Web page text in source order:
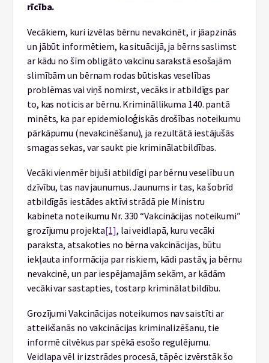
rīcība.
Vecākiem, kuri izvēlas bērnu nevakcinēt, ir jāapzinās
un jābūt informētiem, ka situācijā, ja bērns saslimst
ar kādu no šīm obligāto vakcīnu sarakstā esošajām
slimībām un bērnam rodas būtiskas veselības
problēmas vai viņš nomirst, vecāks ir atbildīgs par
to, kas noticis ar bērnu. Krimināllikuma 140. pantā
minēts, ka par epidemioloģiskās drošības noteikumu
pārkāpumu (nevakcinēšanu), ja rezultātā iestājušās
smagas sekas, var saukt pie kriminālatbildības.
Vecāki vienmēr bijuši atbildīgi par bērnu veselību un
dzīvību, tas nav jaunumus. Jaunums ir tas, ka šobrīd
atbildīgās iestādes aktīvi strādā pie Ministru
kabineta noteikumu Nr. 330 “Vakcinācijas noteikumi”
grozījumu projekta[1], lai veidlapā, kuru vecāki
paraksta, atsakoties no bērna vakcinācijas, būtu
iekļauta informācija par riskiem, kādi pastāv, ja bērnu
nevakcinē, un par iespējamajām sekām, ar kādām
vecāki var sastapties, tostarp kriminālatbildību.
Grozījumi Vakcinācijas noteikumos nav saistīti ar
atteikšanās no vakcinācijas kriminalizēšanu, tie
informē cilvēkus par spēkā esošo regulējumu.
Veidlapa vēl ir izstrādes procesā, tāpēc izvērstāk šo